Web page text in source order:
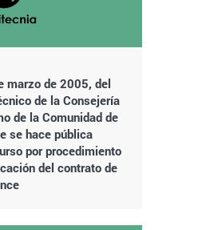
marzo de 2005, del
de la Consejería
de la Comunidad de
se hace pública
por procedimiento
del contrato de